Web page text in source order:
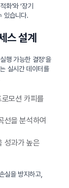
’와 ‘장기
있습니다.
스 설계
행 가능한 결정’을
실시간 데이터를
모션 카피를
선을 분석하여
성과가 높은
실을 방지하고,